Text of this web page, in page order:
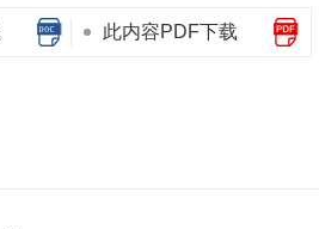
此内容PDF下载